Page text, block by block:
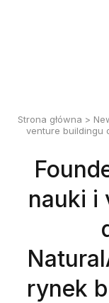
Strona główna >
venture buildingu
nauki i
rynek